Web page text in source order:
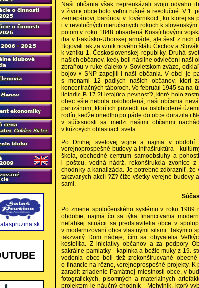
Naši občania však nepreukázali svoju odvahu
v živote obce bolo veľmi rušné a revolučné. V 1.
zemepánovi, barónovi v Továrnikoch, ku ktorej sa
i v revolučných meruôsmych rokoch k
potom v roku 1848 obsadená Kossúthovými
iba v Rakúsko-Uhorskej armáde, ale šesť z nich
Bojovali tak za vznik nového štátu Čechov a
k vzniku 1. Československej republiky. Druhá
našich občanov, kedy boli násilne odvlečení naši
zbraňou v ruke ďaleko v Sovietskom zväze,
bojov v SNP zapojili i naši občania. V obci je
s menami 12 padlých našich občanov, ktorí
koncentračných táboroch. Vo februári 1945 sa na
lietadlo B-17 ?Lietajúca pevnosť?, ktoré bolo
obec ešte nebola oslobodená, naši občania
partizánom, ktorí ich priviedli na oslobodené
rodín, keďže onedlho po páde do obce dorazila i
v súčasnosti sa medzi našimi občanmi
v krízových oblastiach sveta.
Po Druhej svetovej vojne a najmä v období
verejnoprospešné budovy a infraštruktúra -
škola, obchodné centrum samoobsluhy a
i poštou, vodná nádrž, rekonštrukcia zvonice
chodníky a kanalizácia. Je potrebné zdôrazniť,
takzvaných akcií ?Z? čiže všetky verejné budovy
sami.
Po zmene spoločenského systému v roku
obdobie, najmä čo sa týka financovania
neľahkej situácii sa predstavitelia obce v
v modernizovaní obce vlastnými silami. Takýmto
takzvaný Dom nádeje, čím sa obyvatelia
kostolíka. Z iniciatívy občanov a za podpory
sakrálne pamiatky - kaplnka a božie muky z 19.
vedenia obce boli tiež zrekonštruované
o financie na rôzne, verejnoprospešné projekty.
zaradiť zriadenie Pamätnej miestnosti obce, v
fotografických, písomných a materiálnych
projektom je náučný chodník - Mohylník, ktorý